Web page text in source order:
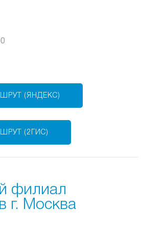
(ЯНДЕКС)
(2ГИС)
филиал
г. Москва